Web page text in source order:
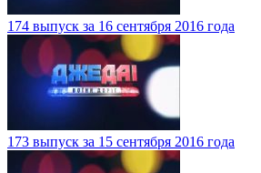
174 выпуск за 16 сентября 2016 года
173 выпуск за 15 сентября 2016 года